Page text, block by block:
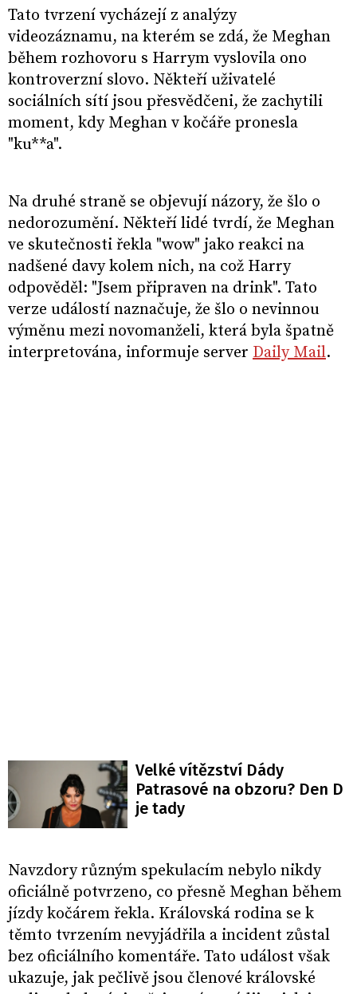
Tato tvrzení vycházejí z analýzy
videozáznamu, na kterém se zdá, že Meghan
během rozhovoru s Harrym vyslovila ono
kontroverzní slovo. Někteří uživatelé
sociálních sítí jsou přesvědčeni, že zachytili
moment, kdy Meghan v kočáře pronesla
"ku**a".
Na druhé straně se objevují názory, že šlo o
nedorozumění. Někteří lidé tvrdí, že Meghan
ve skutečnosti řekla "wow" jako reakci na
nadšené davy kolem nich, na což Harry
odpověděl: "Jsem připraven na drink". Tato
verze událostí naznačuje, že šlo o nevinnou
výměnu mezi novomanželi, která byla špatně
interpretována, informuje server Daily Mail.
Velké vítězství Dády
Patrasové na obzoru? Den D
je tady
Navzdory různým spekulacím nebylo nikdy
oficiálně potvrzeno, co přesně Meghan během
jízdy kočárem řekla. Královská rodina se k
těmto tvrzením nevyjádřila a incident zůstal
bez oficiálního komentáře. Tato událost však
ukazuje, jak pečlivě jsou členové královské